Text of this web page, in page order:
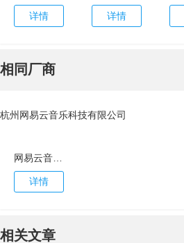
详情 详情
相同厂商
杭州网易云音乐科技有限公司
详情
相关文章